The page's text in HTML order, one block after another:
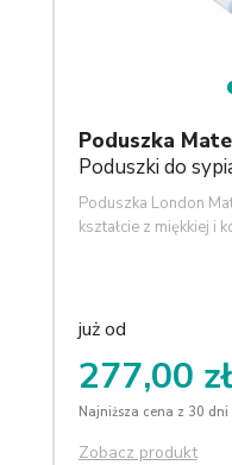
Poduszka
Poduszki do
Poduszka London
kształcie z miękkiej i
już od
277,00 zł
Najniższa cena z 30 dni
Zobacz produkt